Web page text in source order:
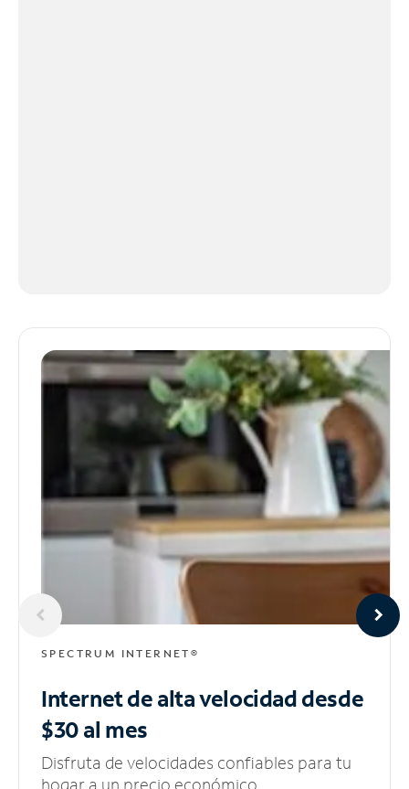
SPECTRUM INTERNET®
Internet de alta velocidaddesde
$30 al mes
Disfruta de velocidades confiables para tu
hogar a un precio económico.